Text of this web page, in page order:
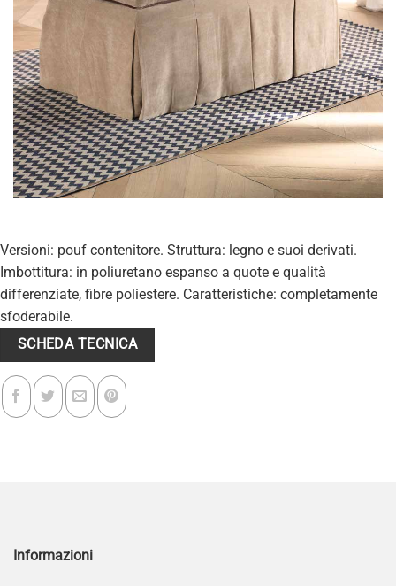
Versioni: pouf contenitore. Struttura: legno e suoi derivati.
Imbottitura: in poliuretano espanso a quote e qualità
differenziate, fibre poliestere. Caratteristiche: completamente
sfoderabile.
SCHEDA TECNICA
Informazioni